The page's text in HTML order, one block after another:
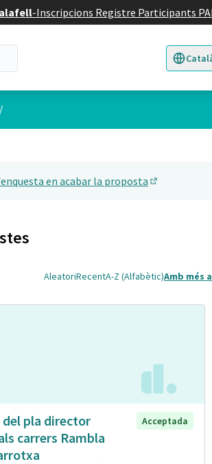
-Inscripcions Registre Participants
Triar la
d'usuari
/
14
en acabar la proposta
AleatoriRecentA-Z (Alfabètic)Amb més
del pla director
carrers Rambla
Acceptada